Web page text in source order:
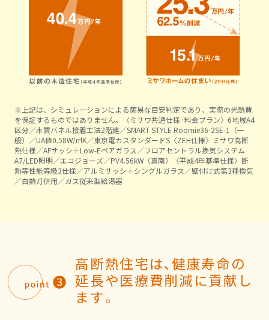
ミサワアイデンティティ
※上記は、シミュレーションによる箇易な目安判定であり、実際の光熱費
を保証するものではありません。〈ミサワ共通仕様·料金ブラン〉6地域A4
区分／木質バネル接着工法2階建／SMART STYLE Roomie36-2SE-1（一
般）／UA値0.58W/rrlK／東京電カスタンダードS〈ZEH仕様〉ミサワ高断
熱仕様／AFサッシ十Low-Eペアガラス／フロアセントラル換気システム
A7/LED照明／エコジョーズ／PV4.56kW（真南）〈平成4年基準仕様〉断
熱等性能等級3仕様／アルミサッシ＋シングルガラス／壁付け式第3種換気
／白熱灯併用／ガス従来型給湯器
高断熱住宅は､健康寿命の
延長や医療費削減に貢献し
ます｡